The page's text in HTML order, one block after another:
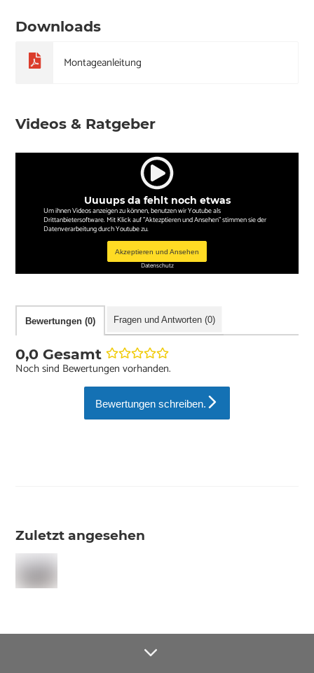
Downloads
Montageanleitung
Videos & Ratgeber
Uuuups da fehlt noch etwas
Um ihnen Videos anzeigen zu können, benutzen wir Youtube als
Drittanbietersoftware. Mit Klick auf "Aktezptieren und Ansehen" stimmen sie der
Datenverarbeitung durch Youtube zu.
Akzeptieren und Ansehen
Datenschutz
Bewertungen (0) Fragen und Antworten (0)
0,0 Gesamt
Noch sind Bewertungen vorhanden.
Bewertungen schreiben.
Zuletzt angesehen